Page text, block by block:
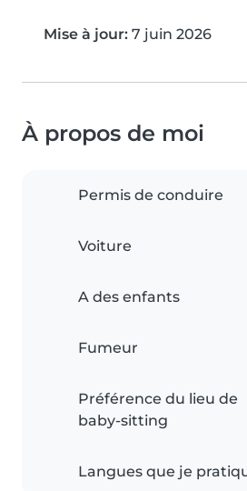
Mise à jour: 7 juin 2026
À propos de moi
Permis de conduire
Voiture
A des enfants
Fumeur
Préférence du lieu de
baby-sitting
Langues que je